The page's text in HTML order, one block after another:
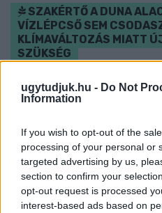
ugytudjuk.hu - Do Not
Information
If you wish to opt-out of the
processing of your personal or
targeted advertising by us,
section to confirm your
opt-out request is processed
interest-based ads based on
SZAKÉRTŐ A DUNA
VÍZLÉPCSŐ SEM
KLÍMAVÁLTOZÁS MIATT
SZÜKSÉG
A BME vízmérnöke szerint a
jelentene automatikus